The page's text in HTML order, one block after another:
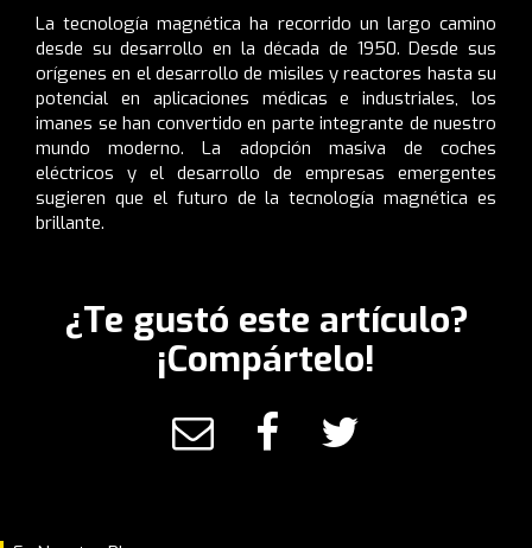
La tecnología magnética ha recorrido un largo camino
desde su desarrollo en la década de 1950. Desde sus
orígenes en el desarrollo de misiles y reactores hasta su
potencial en aplicaciones médicas e industriales, los
imanes se han convertido en parte integrante de nuestro
mundo moderno. La adopción masiva de coches
eléctricos y el desarrollo de empresas emergentes
sugieren que el futuro de la tecnología magnética es
brillante.
¿Te gustó este artículo?
¡Compártelo!